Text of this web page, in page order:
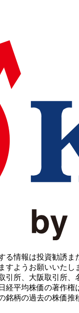
る情報は投資勧誘
すようお願いいたし
所、大阪取引所、
経平均株価の著作
銘柄の過去の株価